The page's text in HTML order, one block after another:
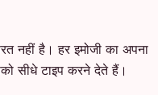
नहीं है। हर इमोजी का अपना
सीधे टाइप करने देते हैं।